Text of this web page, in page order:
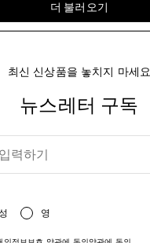
더 불러오기
최신 신상품을 놓치지 마세요
뉴스레터 구독
영